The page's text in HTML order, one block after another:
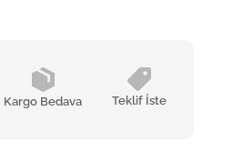
Kargo Bedava Teklif İste